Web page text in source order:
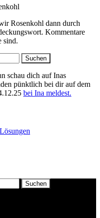
Rosenkohl dann durch
Kommentare
sind.
schau dich auf Inas
pünktlich bei dir auf dem
bei Ina meldest.